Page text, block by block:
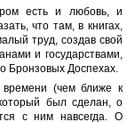
есть и любовь, и
что там, в книгах,
труд, создав свой
и государствами,
Бронзовых Доспехах.
времени (чем ближе к
был сделан, о
с ним навсегда. О